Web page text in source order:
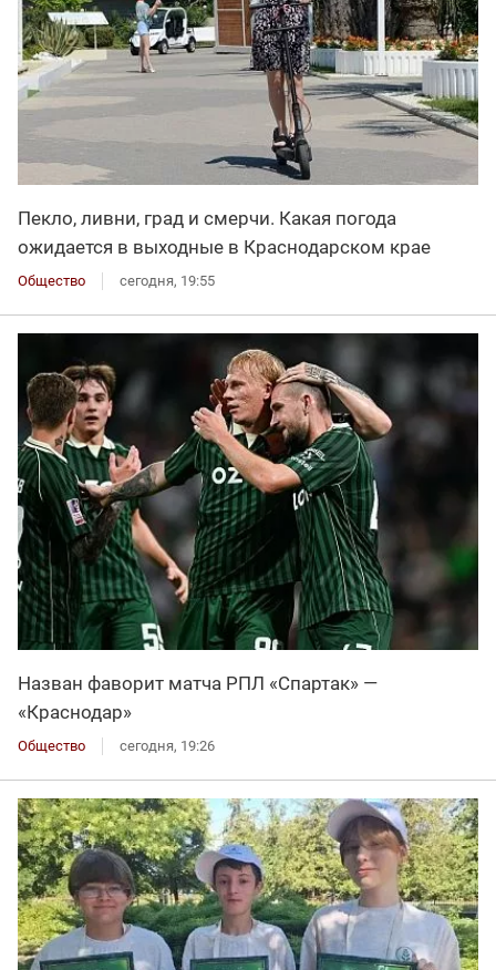
Пекло, ливни, град и смерчи. Какая погода
ожидается в выходные в Краснодарском крае
Общество сегодня, 19:55
Назван фаворит матча РПЛ «Спартак» —
«Краснодар»
Общество сегодня, 19:26